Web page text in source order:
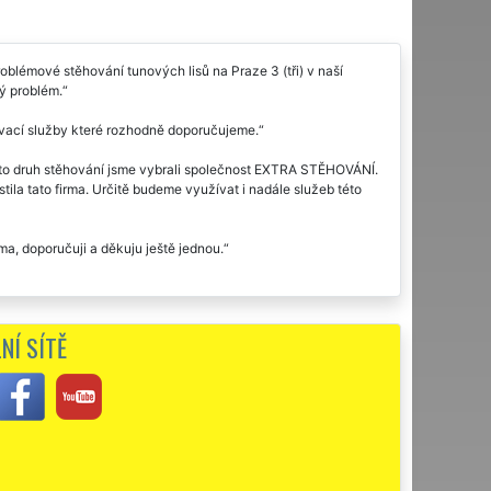
stěhování tunových lisů na Praze 3 (tři) v naší
problém.
služby které rozhodně doporučujeme.
stěhování jsme vybrali společnost EXTRA STĚHOVÁNÍ.
tato firma. Určitě budeme využívat i nadále služeb této
doporučuji a děkuju ještě jednou.
SÍTĚ